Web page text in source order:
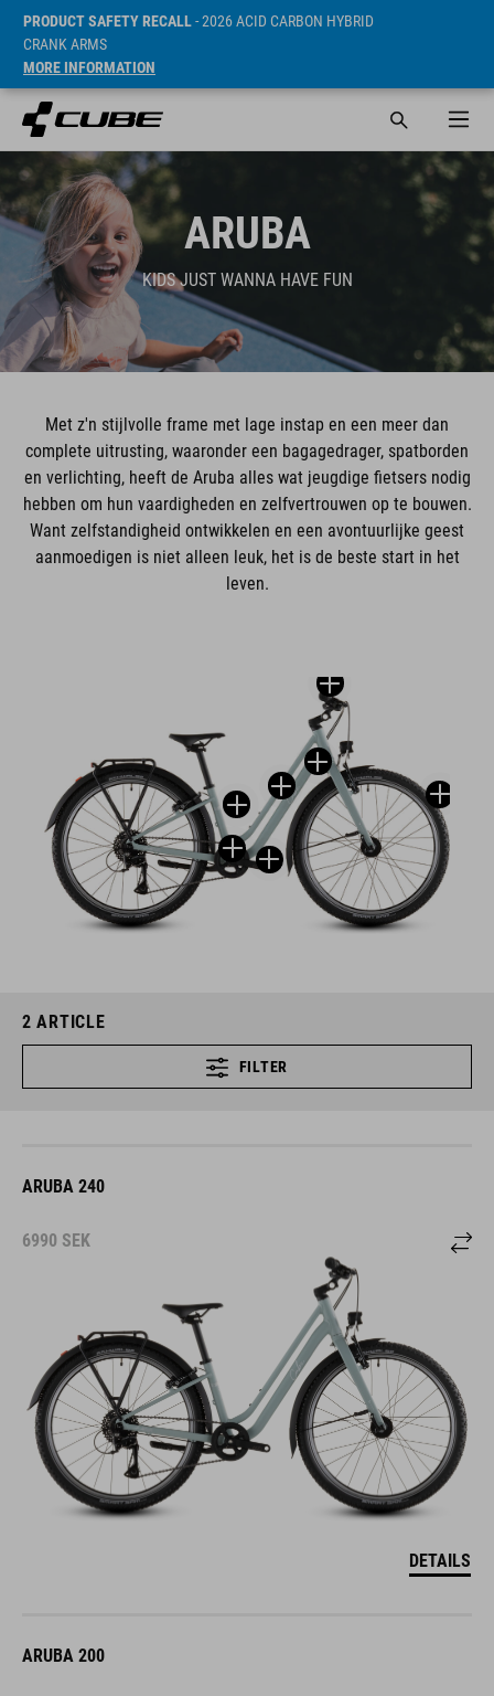
PRODUCT SAFETY RECALL- 2026 ACID CARBON HYBRID
CRANK ARMS
MORE INFORMATION
ARUBA
KIDS JUST WANNA HAVE FUN
Met z'n stijlvolle frame met lage instap en een meer dan
complete uitrusting, waaronder een bagagedrager, spatborden
en verlichting, heeft de Aruba alles wat jeugdige fietsers nodig
hebben om hun vaardigheden en zelfvertrouwen op te bouwen.
Want zelfstandigheid ontwikkelen en een avontuurlijke geest
aanmoedigen is niet alleen leuk, het is de beste start in het
leven.
2 ARTICLE
FILTER
ARUBA 240
6990 SEK
DETAILS
ARUBA 200